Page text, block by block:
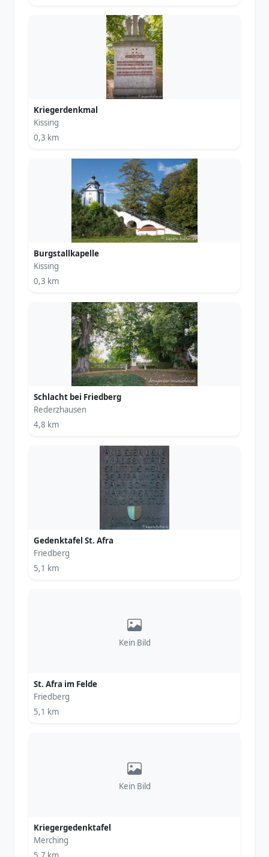
Kriegerdenkmal
Kissing
0,3 km
Burgstallkapelle
Kissing
0,3 km
Schlacht bei Friedberg
Rederzhausen
4,8 km
Gedenktafel St. Afra
Friedberg
5,1 km
Kein Bild
St. Afra im Felde
Friedberg
5,1 km
Kein Bild
Kriegergedenktafel
Merching